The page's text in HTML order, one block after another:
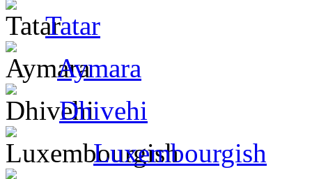
Tatar
Aymara
Dhivehi
Luxembourgish